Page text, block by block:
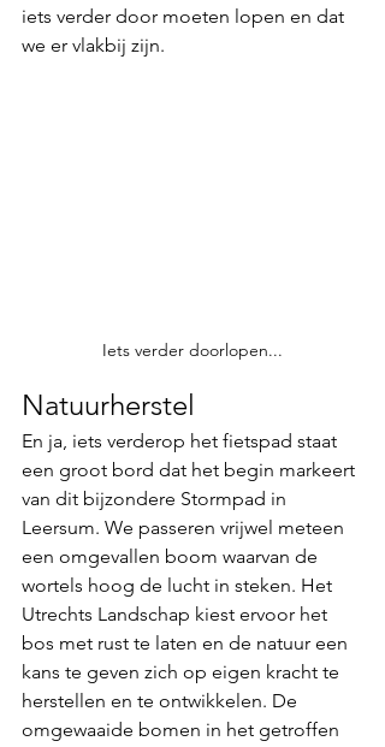
iets verder door moeten lopen en dat
we er vlakbij zijn.
Iets verder doorlopen...
Natuurherstel
En ja, iets verderop het fietspad staat
een groot bord dat het begin markeert
van dit bijzondere Stormpad in
Leersum. We passeren vrijwel meteen
een omgevallen boom waarvan de
wortels hoog de lucht in steken. Het
Utrechts Landschap kiest ervoor het
bos met rust te laten en de natuur een
kans te geven zich op eigen kracht te
herstellen en te ontwikkelen. De
omgewaaide bomen in het getroffen